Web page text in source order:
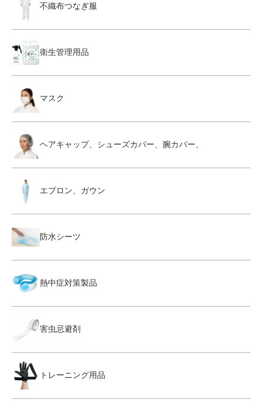
不織布つなぎ服
衛生管理用品
マスク
ヘアキャップ、シューズカバー、腕カバー、
エプロン、ガウン
防水シーツ
熱中症対策製品
害虫忌避剤
トレーニング用品